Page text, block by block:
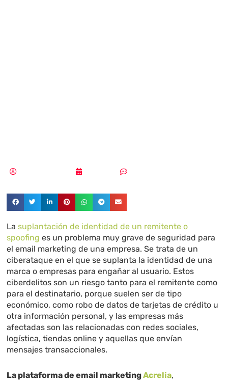
Lasuplantación de identidad de un remitente o
spoofing es un problema muy grave de seguridad para
el email marketing de una empresa. Se trata de un
ciberataque en el que se suplanta la identidad de una
marca o empresas para engañar al usuario. Estos
ciberdelitos son un riesgo tanto para el remitente como
para el destinatario, porque suelen ser de tipo
económico, como robo de datos de tarjetas de crédito u
otra información personal, y las empresas más
afectadas son las relacionadas con redes sociales,
logística, tiendas online y aquellas que envían
mensajes transaccionales.
La plataforma de email marketingAcrelia,